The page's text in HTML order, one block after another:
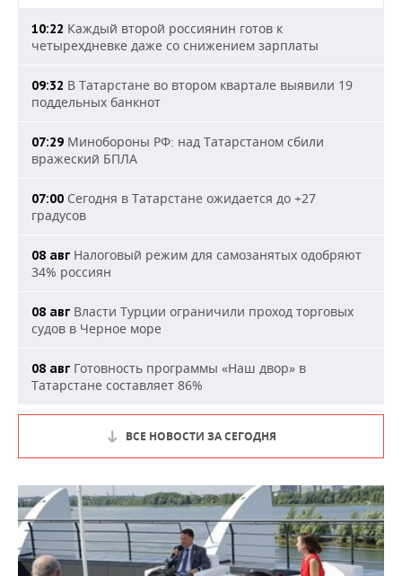
10:22 Каждый второй россиянин готов к
четырехдневке даже со снижением зарплаты
09:32 В Татарстане во втором квартале выявили 19
поддельных банкнот
07:29 Минобороны РФ: над Татарстаном сбили
вражеский БПЛА
07:00 Сегодня в Татарстане ожидается до +27
градусов
08 авг Налоговый режим для самозанятых одобряют
34% россиян
08 авг Власти Турции ограничили проход торговых
судов в Черное море
08 авг Готовность программы «Наш двор» в
Татарстане составляет 86%
ВСЕ НОВОСТИ ЗА СЕГОДНЯ